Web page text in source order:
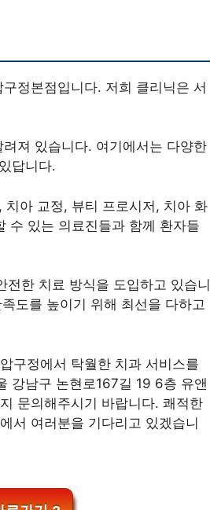
정본점입니다. 저희 클리닉은 서
져 있습니다. 여기에서는 다양한
답니다.
아 교정, 뷰티 프로시저, 치아 화
수 있는 의료진들과 함께 환자들
한 치료 방식을 도입하고 있습니
도를 높이기 위해 최선을 다하고
구정에서 탁월한 치과 서비스를
강남구 논현로167길 19 6층 유앤
문의해주시기 바랍니다. 쾌적한
서 여러분을 기다리고 있겠습니